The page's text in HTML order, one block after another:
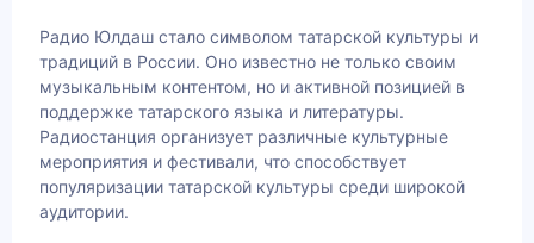
Радио Юлдаш стало символом татарской культуры и
традиций в России. Оно известно не только своим
музыкальным контентом, но и активной позицией в
поддержке татарского языка и литературы.
Радиостанция организует различные культурные
мероприятия и фестивали, что способствует
популяризации татарской культуры среди широкой
аудитории.